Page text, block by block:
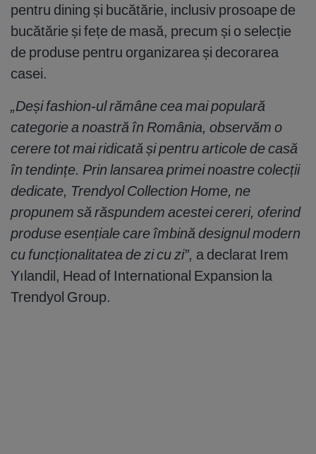
pentru dining și bucătărie, inclusiv prosoape de
bucătărie și fețe de masă, precum și o selecție
de produse pentru organizarea și decorarea
casei.
„Deși fashion-ul rămâne cea mai populară
categorie a noastră în România, observăm o
cerere tot mai ridicată și pentru articole de casă
în tendințe. Prin lansarea primei noastre colecții
dedicate, Trendyol Collection Home, ne
propunem să răspundem acestei cereri, oferind
produse esențiale care îmbină designul modern
cu funcționalitatea de zi cu zi”, a declarat Irem
Yılandil, Head of International Expansion la
Trendyol Group.